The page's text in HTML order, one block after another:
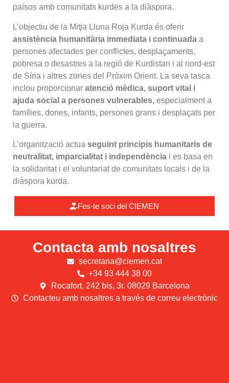
països amb comunitats kurdes a la diàspora.
L’objectiu de la Mitja Lluna Roja Kurda és oferir
assistència humanitària immediata i continuada a
persones afectades per conflictes, desplaçaments,
pobresa o desastres a la regió de Kurdistan i al nord-est
de Síria i altres zones del Pròxim Orient. La seva tasca
inclou proporcionar atenció mèdica, suport vital i
ajuda social a persones vulnerables, especialment a
famílies, dones, infants, persones grans i desplaçats per
la guerra.
L’organització actua seguint principis humanitaris de
neutralitat, imparcialitat i independència i es basa en
la solidaritat i el voluntariat de comunitats locals i de la
diàspora kurda.
Fes-te soci del CIEMEN
Contacta amb nosaltres
secretaria@ciemen.cat
+34 93 444 38 00
Rocafort, 242 bis, 3r. 08029 Barcelona
Contacteu amb nosaltres a través de correu electrònic